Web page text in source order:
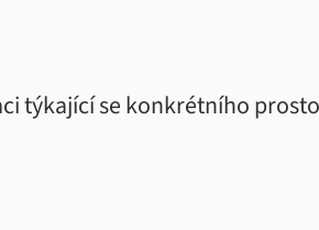
týkající se konkrétního